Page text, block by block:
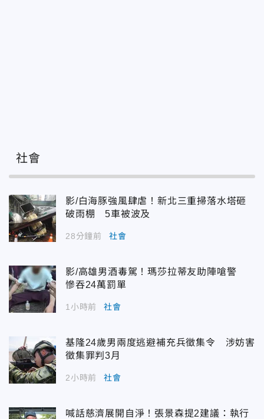
社會
影/白海豚強風肆虐！新北三重掃落水塔砸
破雨棚 5車被波及
28分鐘前 社會
影/高雄男酒毒駕！瑪莎拉蒂友助陣嗆警
慘吞24萬罰單
1小時前 社會
基隆24歲男兩度逃避補充兵徵集令 涉妨害
徵集罪判3月
2小時前 社會
喊話慈濟展開自淨！張景森提2建議：執行